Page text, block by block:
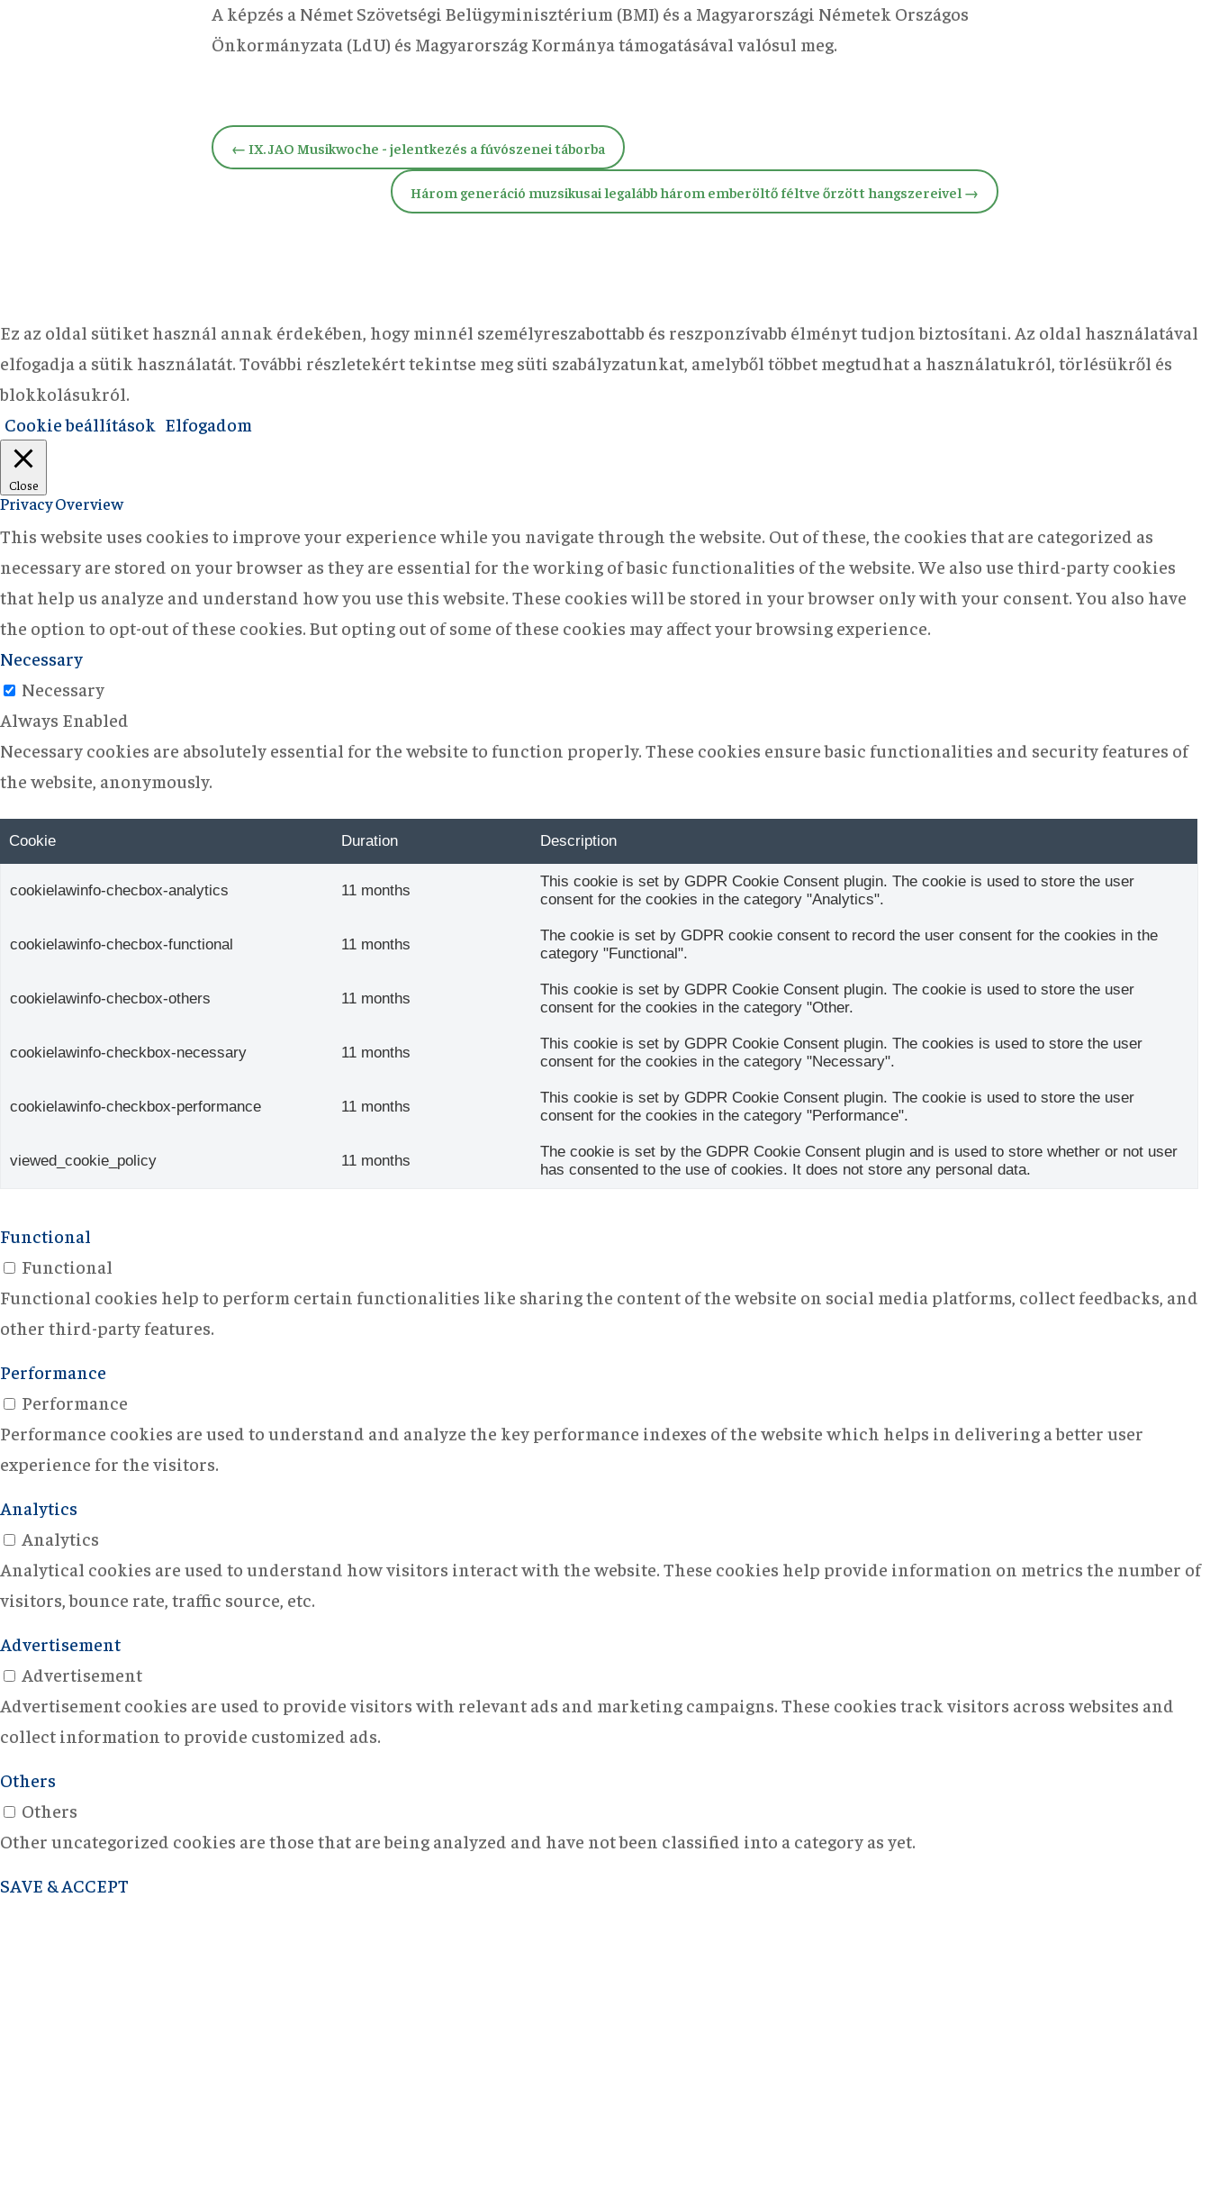
A képzés a Német Szövetségi Belügyminisztérium (BMI) és a Magyarországi Németek Országos
Önkormányzata (LdU) és Magyarország Kormánya támogatásával valósul meg.
←IX. JAO Musikwoche - jelentkezés a fúvószenei táborba
Három generáció muzsikusai legalább három emberöltő féltve őrzött hangszereivel →
Ez az oldal sütiket használ annak érdekében, hogy minnél személyreszabottabb és reszponzívabb élményt tudjon biztosítani. Az oldal használatával
elfogadja a sütik használatát. További részletekért tekintse meg süti szabályzatunkat, amelyből többet megtudhat a használatukról, törlésükről és
blokkolásukról.
Cookie beállítások Elfogadom
Close
Privacy Overview
This website uses cookies to improve your experience while you navigate through the website. Out of these, the cookies that are categorized as
necessary are stored on your browser as they are essential for the working of basic functionalities of the website. We also use third-party cookies
that help us analyze and understand how you use this website. These cookies will be stored in your browser only with your consent. You also have
the option to opt-out of these cookies. But opting out of some of these cookies may affect your browsing experience.
Necessary
Necessary
Always Enabled
Necessary cookies are absolutely essential for the website to function properly. These cookies ensure basic functionalities and security features of
the website, anonymously.
Cookie Duration Description
cookielawinfo-checbox-analytics 11 months
This cookie is set by GDPR Cookie Consent plugin. The cookie is used to store the user
consent for the cookies in the category "Analytics".
cookielawinfo-checbox-functional 11 months
The cookie is set by GDPR cookie consent to record the user consent for the cookies in the
category "Functional".
cookielawinfo-checbox-others 11 months
This cookie is set by GDPR Cookie Consent plugin. The cookie is used to store the user
consent for the cookies in the category "Other.
cookielawinfo-checkbox-necessary 11 months
This cookie is set by GDPR Cookie Consent plugin. The cookies is used to store the user
consent for the cookies in the category "Necessary".
cookielawinfo-checkbox-performance 11 months
This cookie is set by GDPR Cookie Consent plugin. The cookie is used to store the user
consent for the cookies in the category "Performance".
viewed_cookie_policy 11 months
The cookie is set by the GDPR Cookie Consent plugin and is used to store whether or not user
has consented to the use of cookies. It does not store any personal data.
Functional
Functional
Functional cookies help to perform certain functionalities like sharing the content of the website on social media platforms, collect feedbacks, and
other third-party features.
Performance
Performance
Performance cookies are used to understand and analyze the key performance indexes of the website which helps in delivering a better user
experience for the visitors.
Analytics
Analytics
Analytical cookies are used to understand how visitors interact with the website. These cookies help provide information on metrics the number of
visitors, bounce rate, traffic source, etc.
Advertisement
Advertisement
Advertisement cookies are used to provide visitors with relevant ads and marketing campaigns. These cookies track visitors across websites and
collect information to provide customized ads.
Others
Others
Other uncategorized cookies are those that are being analyzed and have not been classified into a category as yet.
SAVE & ACCEPT